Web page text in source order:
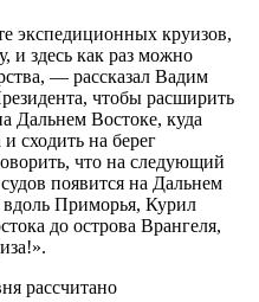
экспедиционных круизов,
и здесь как раз можно
— рассказал Вадим
чтобы расширить
Дальнем Востоке, куда
сходить на берег
что на следующий
появится на Дальнем
Приморья, Курил
до острова Врангеля,
рассчитано